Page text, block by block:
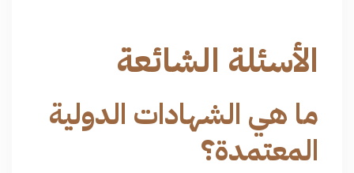
الأسئلة الشائعة
ما هي الشهادات الدولية
المعتمدة؟